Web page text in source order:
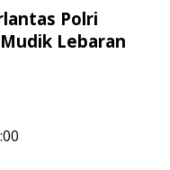
Polri
Lebaran